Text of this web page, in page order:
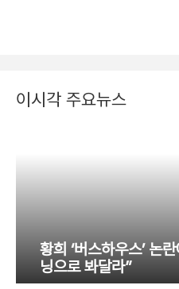
이시각 주요뉴스
황희 ‘버스하우스’ 논
닝으로 봐달라”